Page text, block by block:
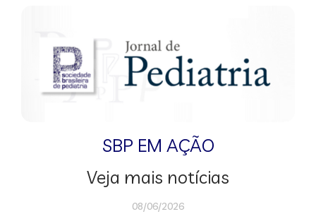
SBP EM AÇÃO
Veja mais notícias
08/06/2026